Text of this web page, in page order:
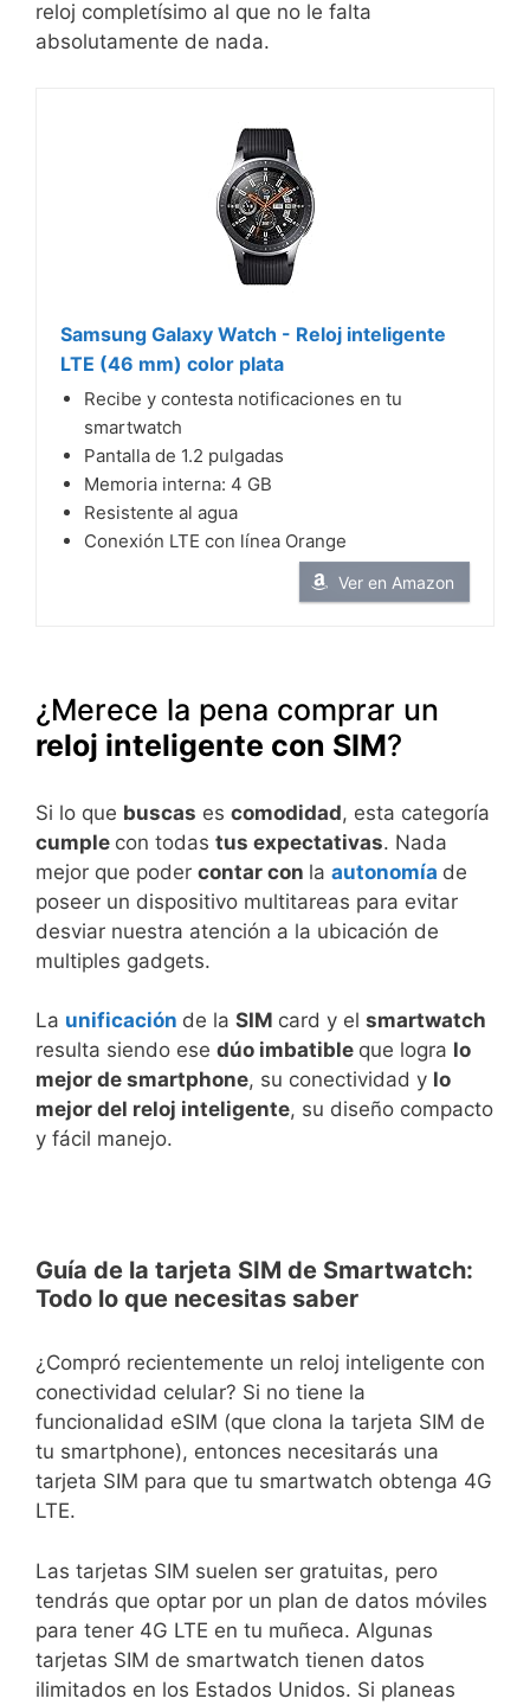
reloj completísimo al que no le falta
absolutamente de nada.
Samsung Galaxy Watch - Reloj inteligente
LTE (46 mm) color plata
Recibe y contesta notificaciones en tu
smartwatch
Pantalla de 1.2 pulgadas
Memoria interna: 4 GB
Resistente al agua
Conexión LTE con línea Orange
Ver en Amazon
¿Merece la pena comprar un
reloj inteligente con SIM?
Si lo que buscas es comodidad, esta categoría
cumple con todas tus expectativas. Nada
mejor que poder contar con la autonomía de
poseer un dispositivo multitareas para evitar
desviar nuestra atención a la ubicación de
multiples gadgets.
La unificación de la SIM card y el smartwatch
resulta siendo ese dúo imbatible que logra lo
mejor de smartphone, su conectividad y lo
mejor del reloj inteligente, su diseño compacto
y fácil manejo.
Guía de la tarjeta SIM de Smartwatch:
Todo lo que necesitas saber
¿Compró recientemente un reloj inteligente con
conectividad celular? Si no tiene la
funcionalidad eSIM (que clona la tarjeta SIM de
tu smartphone), entonces necesitarás una
tarjeta SIM para que tu smartwatch obtenga 4G
LTE.
Las tarjetas SIM suelen ser gratuitas, pero
tendrás que optar por un plan de datos móviles
para tener 4G LTE en tu muñeca. Algunas
tarjetas SIM de smartwatch tienen datos
ilimitados en los Estados Unidos. Si planeas